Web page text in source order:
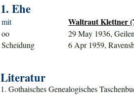
1. Ehe
mit Waltraut Klettner
oo
29 May 1936,
Scheidung
6 Apr 1959,
Literatur
1. Gothaisches Genealogisches